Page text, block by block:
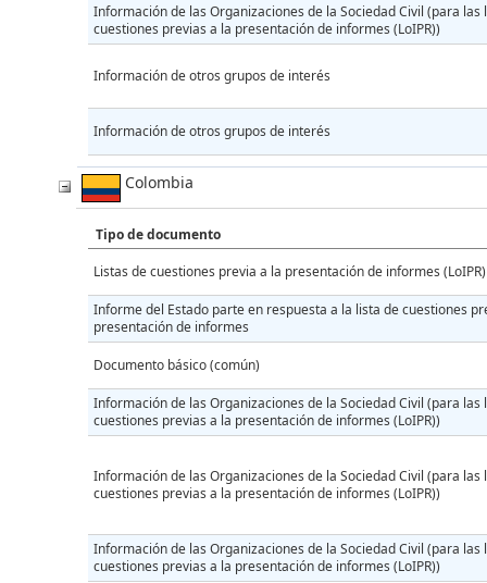
Información de las Organizaciones de la Sociedad Civil (para las
cuestiones previas a la presentación de informes (LoIPR))
Información de otros grupos de interés
Información de otros grupos de interés
Colombia
Tipo de documento
Listas de cuestiones previa a la presentación de informes (LoIPR)
Informe del Estado parte en respuesta a la lista de cuestiones
presentación de informes
Documento básico (común)
Información de las Organizaciones de la Sociedad Civil (para las
cuestiones previas a la presentación de informes (LoIPR))
Información de las Organizaciones de la Sociedad Civil (para las
cuestiones previas a la presentación de informes (LoIPR))
Información de las Organizaciones de la Sociedad Civil (para las
cuestiones previas a la presentación de informes (LoIPR))